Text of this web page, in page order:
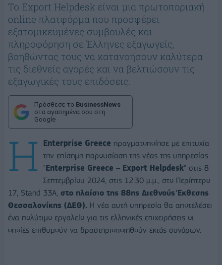
Το Export Helpdesk είναι μια πρωτοποριακή
online πλατφόρμα που προσφέρει
εξατομικευμένες συμβουλές και
πληροφόρηση σε Έλληνες εξαγωγείς,
βοηθώντας τους να κατανοήσουν καλύτερα
τις διεθνείς αγορές και να βελτιώσουν τις
εξαγωγικές τους επιδόσεις.
Πρόσθεσε το BusinessNews
στα αγαπημένα σου στη
Google
Η Enterprise Greece πραγματοποίησε με επιτυχία
την επίσημη παρουσίαση της νέας της υπηρεσίας
"Enterprise Greece – Export Helpdesk" στις 8
Σεπτεμβρίου 2024, στις 12:30 μ.μ., στο Περίπτερο
17, Stand 33A, στο πλαίσιο της 88ης Διεθνούς Έκθεσης
Θεσσαλονίκης (ΔΕΘ). Η νέα αυτή υπηρεσία θα αποτελέσει
ένα πολύτιμο εργαλείο για τις ελληνικές επιχειρήσεις οι
οποίες επιθυμούν να δραστηριοποιηθούν εκτός συνόρων.